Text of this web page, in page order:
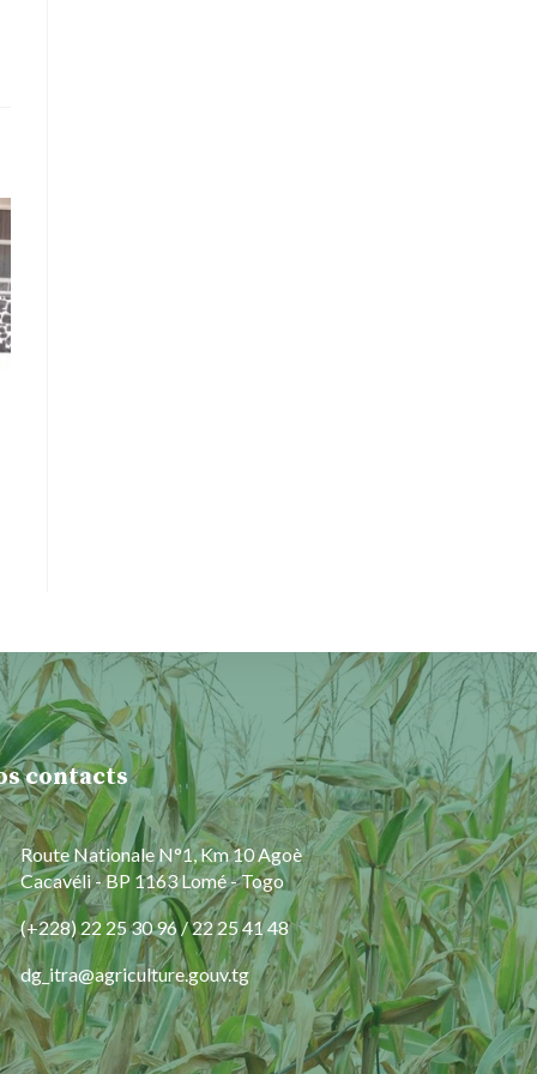
contacts
Route Nationale N°1, Km 10 Agoè
Cacavéli - BP 1163 Lomé - Togo
(+228) 22 25 30 96 / 22 25 41 48
dg_itra@agriculture.gouv.tg